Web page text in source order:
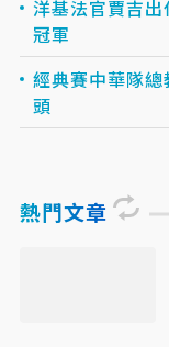
洋基法官賈吉
冠軍
經典賽中華隊
頭
熱門文章